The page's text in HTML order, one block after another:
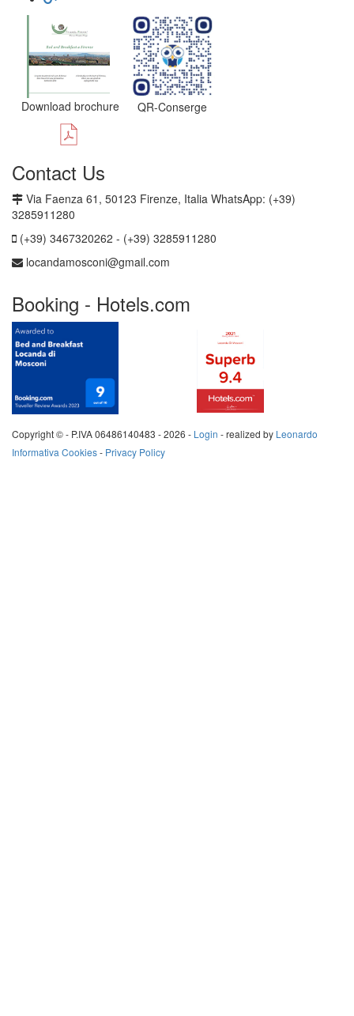
Download brochure QR-Conserge
Contact Us
Via Faenza 61, 50123 Firenze, Italia WhatsApp: (+39)
3285911280
(+39) 3467320262 - (+39) 3285911280
locandamosconi@gmail.com
Booking - Hotels.com
Copyright © - P.IVA 06486140483 -2026 - Login - realized by Leonardo
Informativa Cookies- Privacy Policy